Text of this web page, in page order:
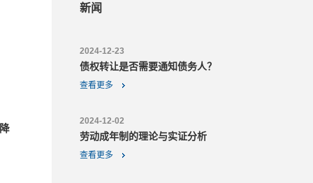
新闻
2024-12-23
债权转让是否需要通知债务人？
查看更多
2024-12-02
劳动成年制的理论与实证分析
查看更多